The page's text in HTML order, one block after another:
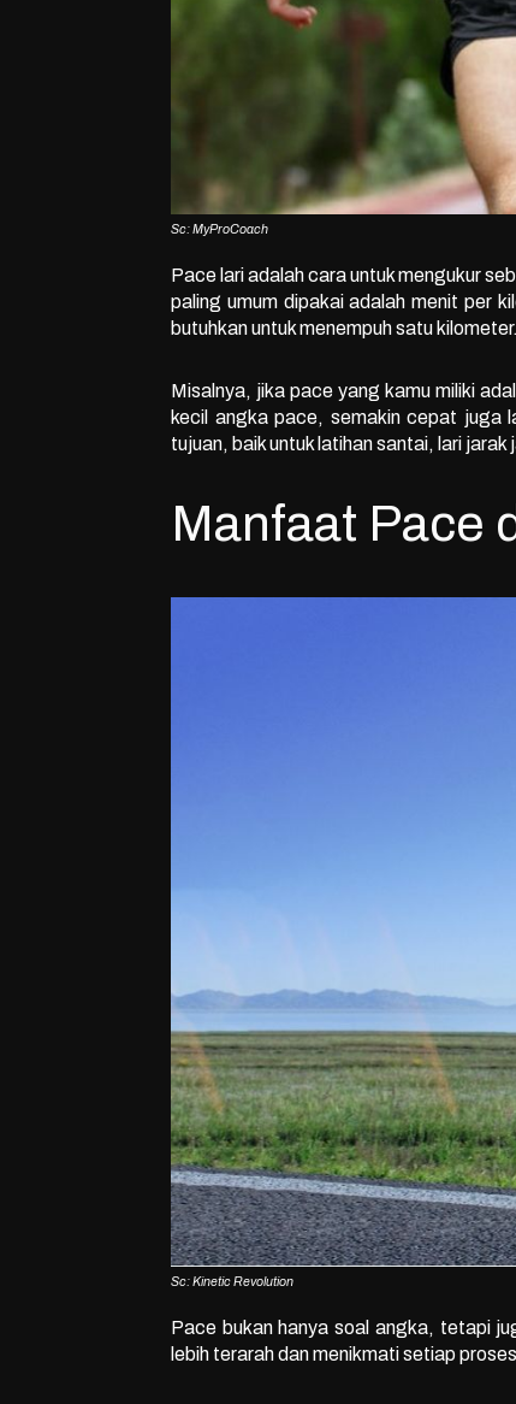
Sc: MyProCoach
Pace lari adalah cara untuk mengukur
paling umum dipakai adalah menit per
butuhkan untuk menempuh satu kilometer.
Misalnya, jika pace yang kamu miliki
kecil angka pace, semakin cepat juga
tujuan, baik untuk latihan santai, lari jarak
Manfaat Pace
Sc: Kinetic Revolution
Pace bukan hanya soal angka, tetapi
lebih terarah dan menikmati setiap